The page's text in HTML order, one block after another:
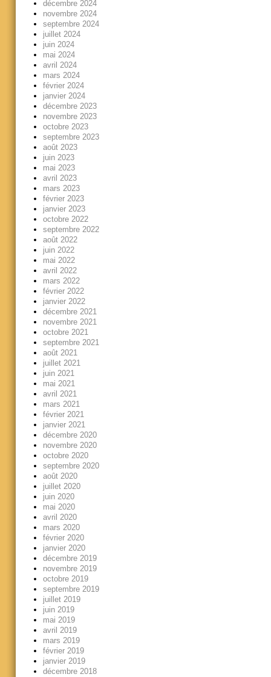
décembre 2024
novembre 2024
septembre 2024
juillet 2024
juin 2024
mai 2024
avril 2024
mars 2024
février 2024
janvier 2024
décembre 2023
novembre 2023
octobre 2023
septembre 2023
août 2023
juin 2023
mai 2023
avril 2023
mars 2023
février 2023
janvier 2023
octobre 2022
septembre 2022
août 2022
juin 2022
mai 2022
avril 2022
mars 2022
février 2022
janvier 2022
décembre 2021
novembre 2021
octobre 2021
septembre 2021
août 2021
juillet 2021
juin 2021
mai 2021
avril 2021
mars 2021
février 2021
janvier 2021
décembre 2020
novembre 2020
octobre 2020
septembre 2020
août 2020
juillet 2020
juin 2020
mai 2020
avril 2020
mars 2020
février 2020
janvier 2020
décembre 2019
novembre 2019
octobre 2019
septembre 2019
juillet 2019
juin 2019
mai 2019
avril 2019
mars 2019
février 2019
janvier 2019
décembre 2018